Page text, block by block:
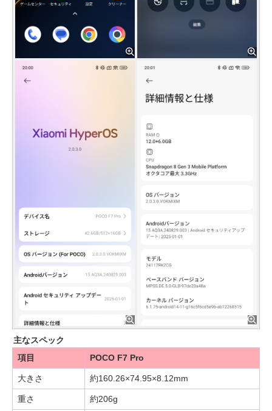
主なスペック
項目
POCO F7 Pro
大きさ 約160.26×74.95×8.12mm
重さ 約206g